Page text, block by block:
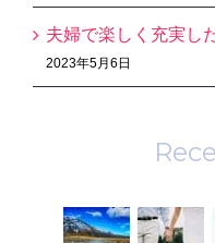
夫婦で楽しく充実し
2023年5月6日